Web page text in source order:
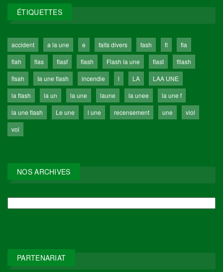
ÉTIQUETTES
accident a la une e faits divers fash fl
fla
flah
flas flasf flash Flash la une flast
fllash
flsah
Ia une flash incendie l LA
LAA UNE
la flash
la un la une laune la unee
la une f
la une flash
Le une l une recensement une
viol
vol
NOS ARCHIVES
PARTENARIAT